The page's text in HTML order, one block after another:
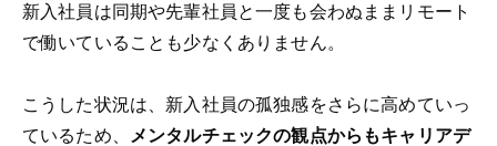
新入社員は同期や先輩社員と一度も会わぬままリモート
で働いていることも少なくありません。
こうした状況は、新入社員の孤独感をさらに高めていっ
ているため、
メンタルチェックの観点からもキャリアデ